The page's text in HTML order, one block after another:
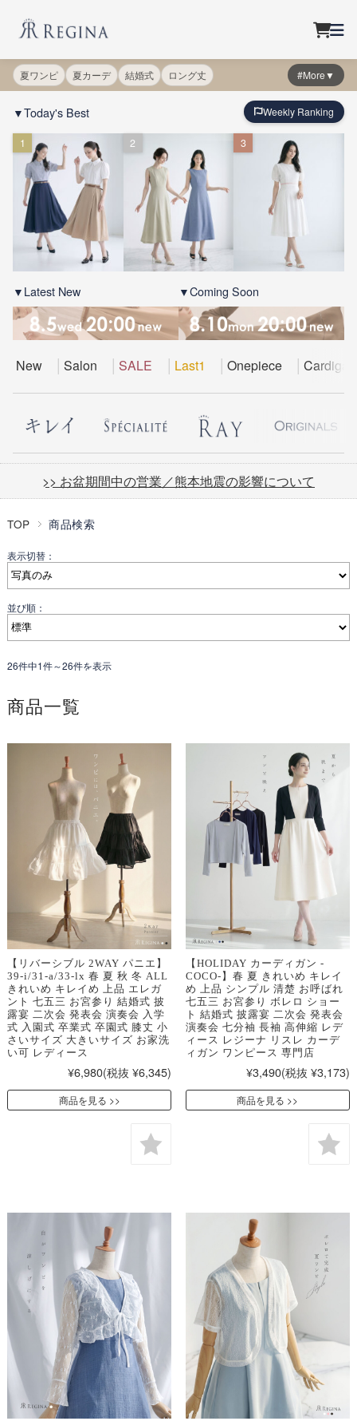
夏ワンピ 夏カーデ 結婚式 ロング丈 #More▼
▼Today's Best Weekly Ranking
1 2 3
▼Latest New ▼Coming Soon
New Salon SALE Last1 Onepiece Cardigan
>> お盆期間中の営業／熊本地震の影響について
TOP 商品検索
表示切替：
並び順：
26件中1件～26件を表示
商品一覧
【リバーシブル 2WAY パニエ】
39-i/31-a/33-lx 春 夏 秋 冬 ALL
きれいめ キレイめ 上品 エレガ
ント 七五三 お宮参り 結婚式 披
露宴 二次会 発表会 演奏会 入学
式 入園式 卒業式 卒園式 膝丈 小
さいサイズ 大きいサイズ お家洗
い可 レディース
¥6,980(税抜 ¥6,345)
商品を見る
【HOLIDAY カーディガン -
COCO-】春 夏 きれいめ キレイ
め 上品 シンプル 清楚 お呼ばれ
七五三 お宮参り ボレロ ショー
ト 結婚式 披露宴 二次会 発表会
演奏会 七分袖 長袖 高伸縮 レデ
ィース レジーナ リスレ カーデ
ィガン ワンピース 専門店
¥3,490(税抜 ¥3,173)
商品を見る